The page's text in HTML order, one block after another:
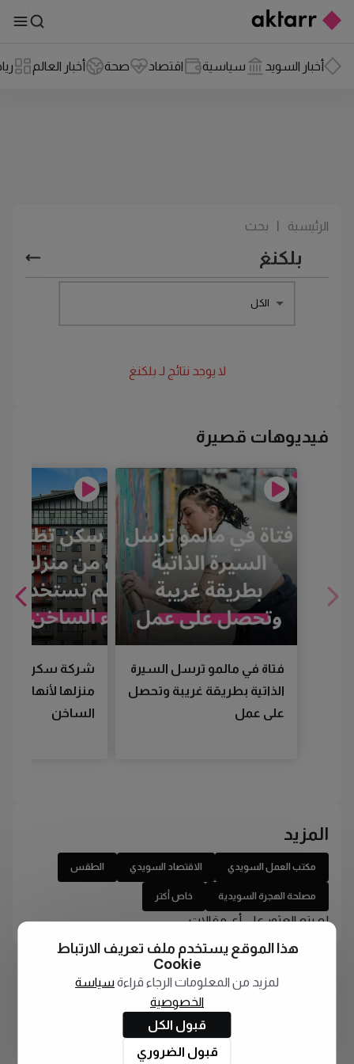
أخبار السويد سياسية اقتصاد صحة أخبار العالم
الرئيسية بحث
الكل
لا يوجد نتائج لـ بلكنغ
فيديوهات قصيرة
فتاة في مالمو ترسل السيرة
الذاتية بطريقة غريبة وتحصل
على عمل
شركة سكن
منزلها لأنها لم
الساخن
المزيد
مكتب العمل السويدي الاقتصاد السويدي الطقس
مصلحة الهجرة السويدية خاص أكتر
لم يتم العثور على أي مقالات
هذا الموقع يستخدم ملف تعريف الارتباط
Cookie
لمزيد من المعلومات الرجاء قراءة سياسة
الخصوصية
قبول الكل
قبول الضروري